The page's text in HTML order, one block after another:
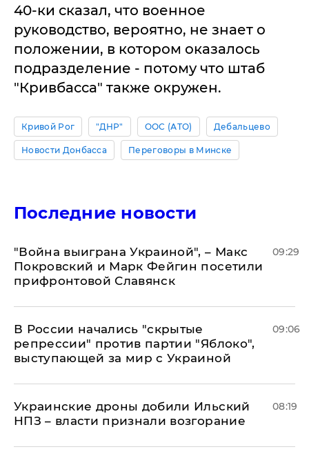
40-ки сказал, что военное
руководство, вероятно, не знает о
положении, в котором оказалось
подразделение - потому что штаб
"Кривбасса" также окружен.
Кривой Рог "ДНР" ООС (АТО) Дебальцево
Новости Донбасса Переговоры в Минске
Последние новости
"Война выиграна Украиной", – Макс
Покровский и Марк Фейгин посетили
прифронтовой Славянск
09:29
В России начались "скрытые
репрессии" против партии "Яблоко",
выступающей за мир с Украиной
09:06
Украинские дроны добили Ильский
НПЗ – власти признали возгорание
08:19